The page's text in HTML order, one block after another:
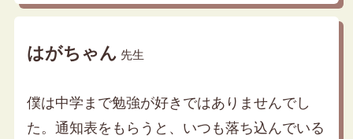
はがちゃん 先生
僕は中学まで勉強が好きではありませんでし
た。通知表をもらうと、いつも落ち込んでいる